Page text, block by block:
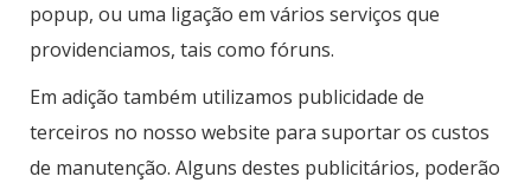
popup, ou uma ligação em vários serviços que
providenciamos, tais como fóruns.
Em adição também utilizamos publicidade de
terceiros no nosso website para suportar os custos
de manutenção. Alguns destes publicitários, poderão